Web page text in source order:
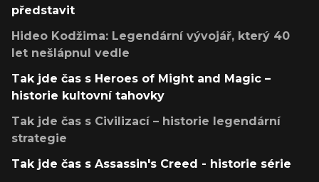
představit
Hideo Kodžima: Legendární vývojář, který 40
let nešlápnul vedle
Tak jde čas s Heroes of Might and Magic –
historie kultovní tahovky
Tak jde čas s Civilizací – historie legendární
strategie
Tak jde čas s Assassin's Creed - historie série